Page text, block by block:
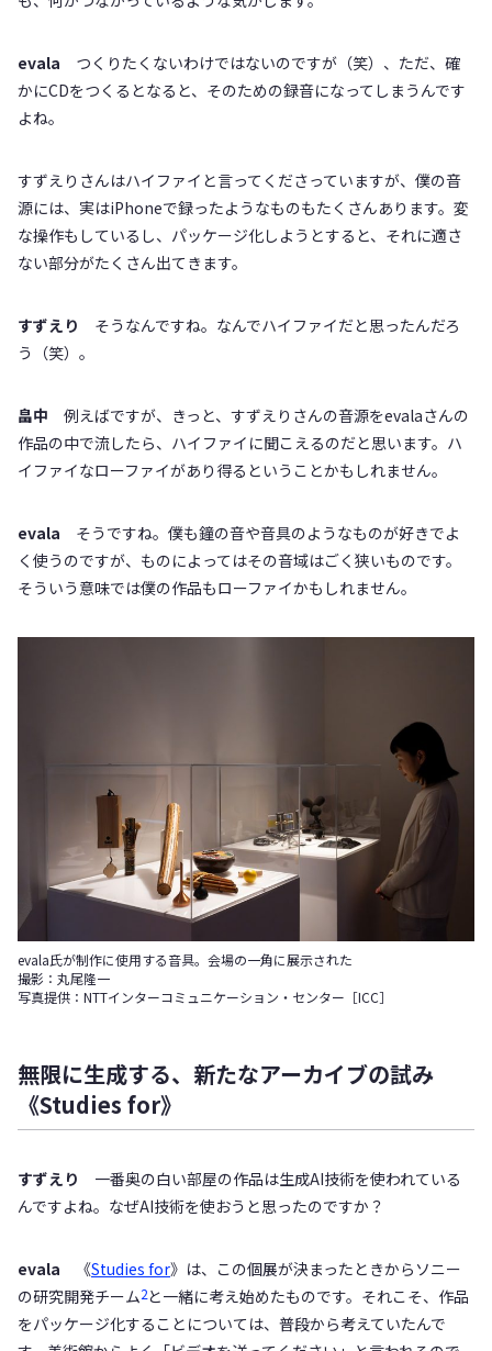
evala つくりたくないわけではないのですが（笑）、ただ、確
かにCDをつくるとなると、そのための録音になってしまうんです
よね。
すずえりさんはハイファイと言ってくださっていますが、僕の音
源には、実はiPhoneで録ったようなものもたくさんあります。変
な操作もしているし、パッケージ化しようとすると、それに適さ
ない部分がたくさん出てきます。
すずえり そうなんですね。なんでハイファイだと思ったんだろ
う（笑）。
畠中 例えばですが、きっと、すずえりさんの音源をevalaさんの
作品の中で流したら、ハイファイに聞こえるのだと思います。ハ
イファイなローファイがあり得るということかもしれません。
evala そうですね。僕も鐘の音や音具のようなものが好きでよ
く使うのですが、ものによってはその音域はごく狭いものです。
そういう意味では僕の作品もローファイかもしれません。
evala氏が制作に使用する音具。会場の一角に展示された
撮影：丸尾隆一
写真提供：NTTインターコミュニケーション・センター［ICC］
無限に生成する、新たなアーカイブの試み
《Studies for》
すずえり 一番奥の白い部屋の作品は生成AI技術を使われている
んですよね。なぜAI技術を使おうと思ったのですか？
evala 《Studies for》は、この個展が決まったときからソニー
の研究開発チーム2と一緒に考え始めたものです。それこそ、作品
をパッケージ化することについては、普段から考えていたんで